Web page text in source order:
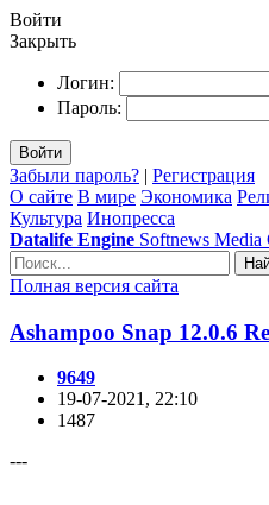
Войти
Закрыть
Логин:
Пароль:
Войти
Забыли пароль? | Регистрация
О сайте В мире Экономика
Культура Инопресса
Datalife Engine Softnews Media
Полная версия сайта
Ashampoo Snap 12.0.6
9649
19-07-2021, 22:10
1487
---